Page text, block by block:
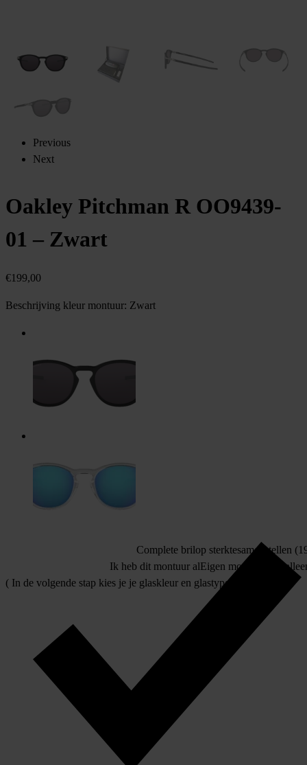
Previous
Next
Oakley Pitchman R OO9439-
01 – Zwart
€199,00
Beschrijving kleur montuur: Zwart
Complete brilop sterktesamenstellen
Ik heb dit montuur alEigen montuur
( In de volgende stap kies je je glaskleur en glastype )